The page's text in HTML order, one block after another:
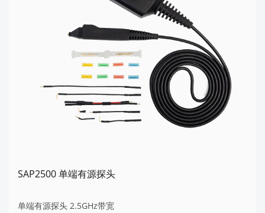
SAP2500 单端有源探头
单端有源探头 2.5GHz带宽